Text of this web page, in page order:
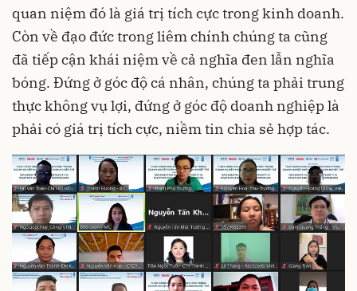
quan niệm đó là giá trị tích cực trong kinh doanh.
Còn về đạo đức trong liêm chính chúng ta cũng
đã tiếp cận khái niệm về cả nghĩa đen lẫn nghĩa
bóng. Đứng ở góc độ cá nhân, chúng ta phải trung
thực không vụ lợi, đứng ở góc độ doanh nghiệp là
phải có giá trị tích cực, niềm tin chia sẻ hợp tác.